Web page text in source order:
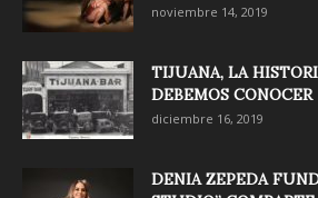
noviembre 14, 2019
TIJUANA, LA
DEBEMOS CONOCER
diciembre 16, 2019
DENIA ZEPEDA